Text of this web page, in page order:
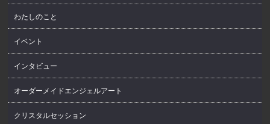
わたしのこと
イベント
インタビュー
オーダーメイドエンジェルアート
クリスタルセッション